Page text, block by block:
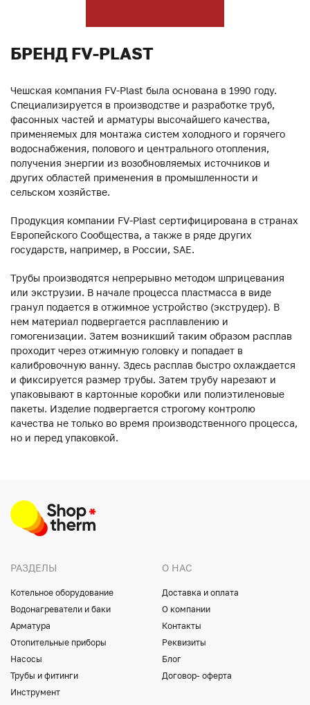
БРЕНД FV-PLAST
Чешская компания FV-Plast была основана в 1990 году.
Специализируется в производстве и разработке труб,
фасонных частей и арматуры высочайшего качества,
применяемых для монтажа систем холодного и горячего
водоснабжения, полового и центрального отопления,
получения энергии из возобновляемых источников и
других областей применения в промышленности и
сельском хозяйстве.
Продукция компании FV-Plast сертифицирована в странах
Европейского Сообщества, а также в ряде других
государств, например, в России, SAE.
Трубы производятся непрерывно методом шприцевания
или экструзии. В начале процесса пластмасса в виде
гранул подается в отжимное устройство (экструдер). В
нем материал подвергается расплавлению и
гомогенизации. Затем возникший таким образом расплав
проходит через отжимную головку и попадает в
калибровочную ванну. Здесь расплав быстро охлаждается
и фиксируется размер трубы. Затем трубу нарезают и
упаковывают в картонные коробки или полиэтиленовые
пакеты. Изделие подвергается строгому контролю
качества не только во время производственного процесса,
но и перед упаковкой.
РАЗДЕЛЫ
Котельное оборудование
Водонагреватели и баки
Арматура
Отопительные приборы
Насосы
Трубы и фитинги
Инструмент
О НАС
Доставка и оплата
О компании
Контакты
Реквизиты
Блог
Договор- оферта